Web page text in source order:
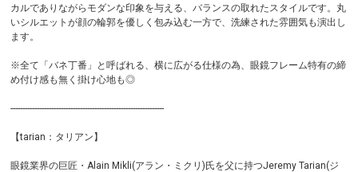
カルでありながらモダンな印象を与える、バランスの取れたスタイルです。丸
いシルエットが顔の輪郭を優しく包み込む一方で、洗練された雰囲気も演出し
ます。
※全て「バネ丁番」と呼ばれる、横に広がる仕様の為、眼鏡フレーム特有の締
め付け感も無く掛け心地も◎
----------------------------------------------------------------
【tarian：タリアン】
眼鏡業界の巨匠・Alain Mikli(アラン・ミクリ)氏を父に持つJeremy Tarian(ジ